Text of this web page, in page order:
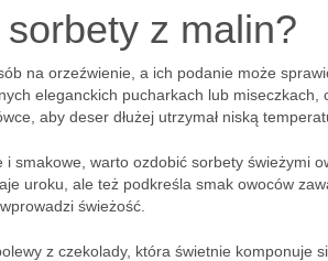
z malin?
na orzeźwienie, a ich podanie może
eleganckich pucharkach lub
aby deser dłużej utrzymał niską
smakowe, warto ozdobić sorbety świeżymi
uroku, ale też podkreśla smak owoców
świeżość.
z czekolady, która świetnie komponuje